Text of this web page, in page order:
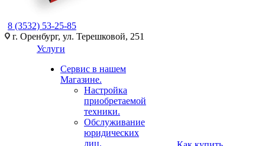
8 (3532) 53-25-85
г. Оренбург, ул. Терешковой, 251
Услуги
Сервис в нашем
Магазине.
Настройка
приобретаемой
техники.
Обслуживание
юридических
лиц.